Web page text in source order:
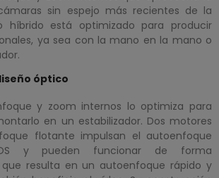
sin espejo más recientes de la
híbrido está optimizado para producir
ya sea con la mano en la mano o
óptico
y zoom internos lo optimiza para
en un estabilizador. Dos motores
flotante impulsan el autoenfoque
y pueden funcionar de forma
resulta en un autoenfoque rápido y